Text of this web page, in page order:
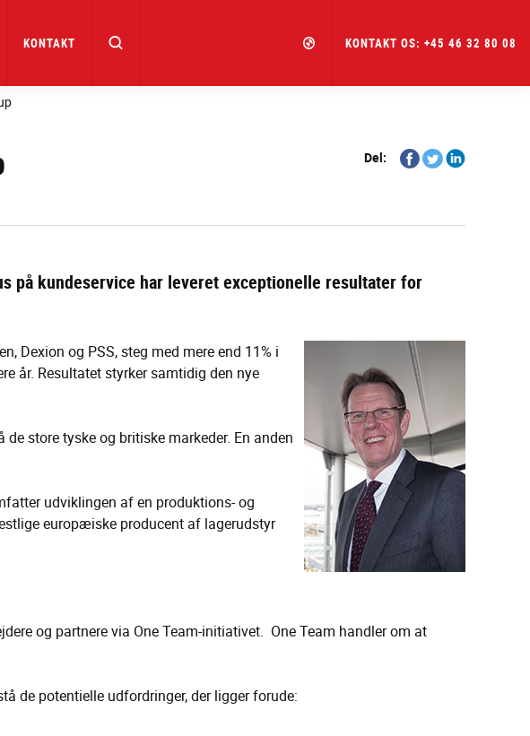
KONTAKT KONTAKT OS: +45 46 32 80 08
Del:
Share
on
Share
on
Share
på kundeservice har leveret exceptionelle resultater for
Dexion og PSS, steg med mere end 11% i
år. Resultatet styrker samtidig den nye
store tyske og britiske markeder. En anden
udviklingen af en produktions- og
europæiske producent af lagerudstyr
og partnere via One Team-initiativet. One Team handler om at
de potentielle udfordringer, der ligger forude: